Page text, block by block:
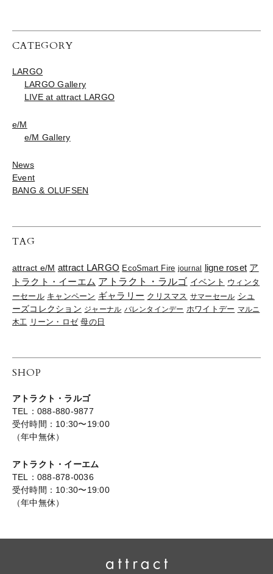
CATEGORY
LARGO
LARGO Gallery
LIVE at attract LARGO
e/M
e/M Gallery
News
Event
BANG & OLUFSEN
TAG
attract e/M attract LARGO EcoSmart Fire journal ligne roset ア
トラクト・イーエム アトラクト・ラルゴ イベント ウィンタ
ーセール キャンペーン ギャラリー クリスマス サマーセール シュ
ーズコレクション ジャーナル バレンタインデー ホワイトデー マルニ
木工 リーン・ロゼ 母の日
SHOP
アトラクト・ラルゴ
TEL：088-880-9877
受付時間：10:30〜19:00
（年中無休）
アトラクト・イーエム
TEL：088-878-0036
受付時間：10:30〜19:00
（年中無休）